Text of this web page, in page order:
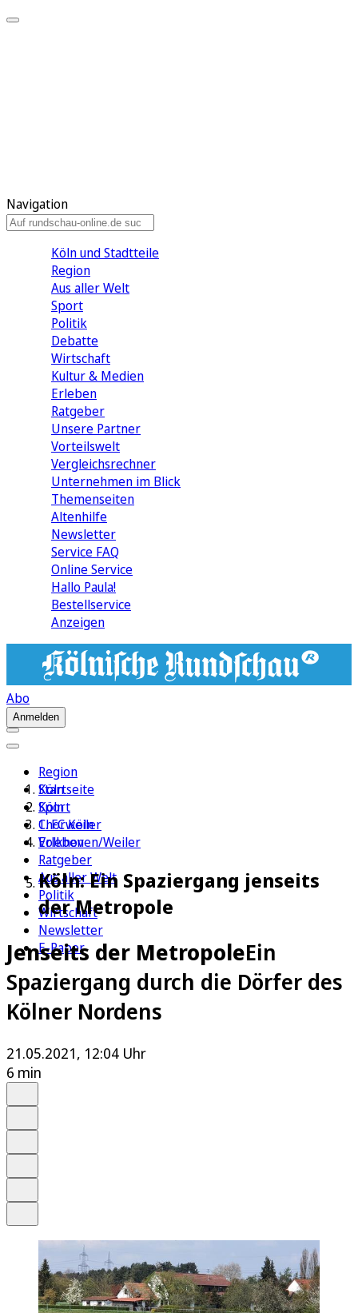
Navigation
Köln und Stadtteile
Region
Aus aller Welt
Sport
Politik
Debatte
Wirtschaft
Kultur & Medien
Erleben
Ratgeber
Unsere Partner
Vorteilswelt
Vergleichsrechner
Unternehmen im Blick
Themenseiten
Altenhilfe
Newsletter
Service FAQ
Online Service
Hallo Paula!
Bestellservice
Anzeigen
Abo
Anmelden
Region
Köln
Sport
1. FC Köln
Erleben
Ratgeber
Aus aller Welt
Politik
Wirtschaft
Newsletter
E-Paper
Startseite
Köln
Chorweiler
Volkhoven/Weiler
Köln: Ein Spaziergang jenseits
der Metropole
Jenseits der MetropoleEin
Spaziergang durch die Dörfer des
Kölner Nordens
21.05.2021, 12:04 Uhr
6 min